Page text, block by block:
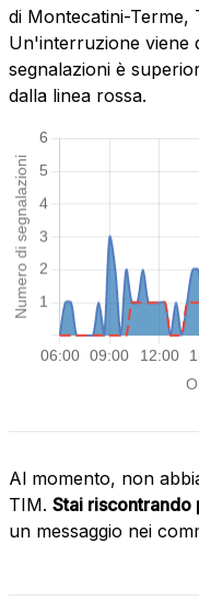
di Montecatini-Terme,
Un'interruzione viene
segnalazioni è
dalla linea rossa.
Al momento, non
TIM. Stai
un messaggio nei